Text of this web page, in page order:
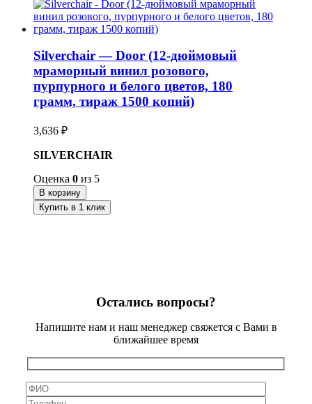
Silverchair — Door (12-дюймовый
мраморный винил розового,
пурпурного и белого цветов, 180
грамм, тираж 1500 копий)
3,636 ₽
SILVERCHAIR
Оценка 0 из 5
В корзину
Купить в 1 клик
Остались вопросы?
Напишите нам и наш менеджер свяжется с Вами в
ближайшее время